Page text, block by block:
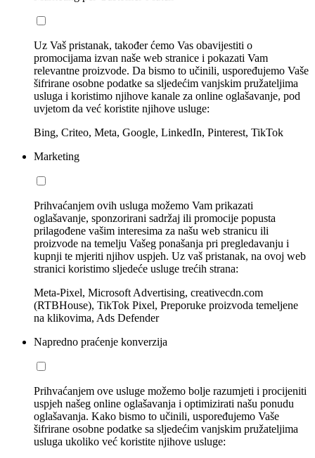
Uz Vaš pristanak, također ćemo Vas obavijestiti o
promocijama izvan naše web stranice i pokazati Vam
relevantne proizvode. Da bismo to učinili, uspoređujemo Vaše
šifrirane osobne podatke sa sljedećim vanjskim pružateljima
usluga i koristimo njihove kanale za online oglašavanje, pod
uvjetom da već koristite njihove usluge:
Bing, Criteo, Meta, Google, LinkedIn, Pinterest, TikTok
Marketing
Prihvaćanjem ovih usluga možemo Vam prikazati
oglašavanje, sponzorirani sadržaj ili promocije popusta
prilagođene vašim interesima za našu web stranicu ili
proizvode na temelju Vašeg ponašanja pri pregledavanju i
kupnji te mjeriti njihov uspjeh. Uz vaš pristanak, na ovoj web
stranici koristimo sljedeće usluge trećih strana:
Meta-Pixel, Microsoft Advertising, creativecdn.com
(RTBHouse), TikTok Pixel, Preporuke proizvoda temeljene
na klikovima, Ads Defender
Napredno praćenje konverzija
Prihvaćanjem ove usluge možemo bolje razumjeti i procijeniti
uspjeh našeg online oglašavanja i optimizirati našu ponudu
oglašavanja. Kako bismo to učinili, uspoređujemo Vaše
šifrirane osobne podatke sa sljedećim vanjskim pružateljima
usluga ukoliko već koristite njihove usluge: